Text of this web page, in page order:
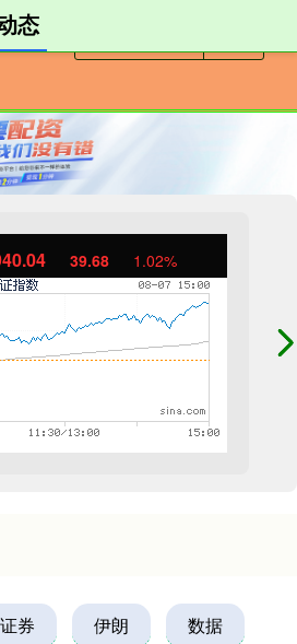
39.68 1.02%
态
券 伊朗 数据